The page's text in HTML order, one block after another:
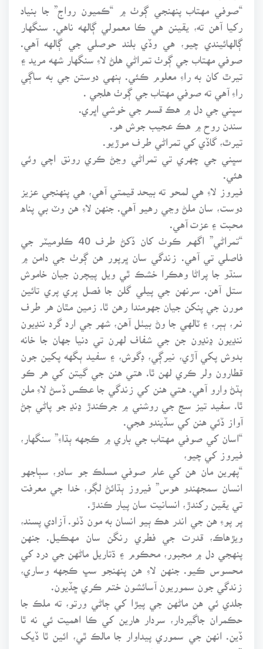
“صوفي مهتاب پنهنجي ڳوٺ ۾ “ڪميون رواج” جا بنياد
رکيا آهن ته، يقينن هي ڪا معمولي ڳالهه ناهي. سنگهار
ڳالهائيندي چيو، هي وڏي بلند حوصلي جي ڳالهه آهي.
صوفي مهتاب جي ڳوٺ تمراڻي هلڻ لاءِ سنگهار شهه مريد ۽
تيرٿ کان به راءِ معلوم ڪئي. ٻنهي دوستن جي به ساڳي
راءِ آهي ته صوفي مهتاب جي ڳوٺ هلجي .
سڀني جي دل ۾ هڪ قسم جي خوشي اڀري.
تيرٿ، گاڏي کي تمراڻي طرف موڙيو.
سڀني جي چهري تي تمراڻي وڃڻ ڪري رونق اچي وئي
فيروز لاءِ هي لمحو ته بيحد قيمتي آهي، هي پنهنجي عزيز
دوست، سان ملڻ وڃي رهيو آهي. جنهن لاءِ هن وٽ بي پناه
محبت ۽ عزت آهي.
“تمراڻي” اگهم ڪوٺ کان ڏکڻ طرف 40 ڪلوميٽر جي
فاصلي تي آهي. زندگي سان ڀرپور هن ڳوٺ جي دامن ۾
سنڌو جا پراڻا وهڪرا خشڪ ٿي ويل پيچرن جيان خاموش
ستل آهن. سرنهن جي پيلي گلن جا فصل پري پري تائين
مورن جي پنکن جيان جهومندا رهن ٿا. زمين مٿان هر طرف
نم، ٻٻر، ۽ ٽالهي جا وڻ بيٺل آهن، شهر جي ارد گرد ننڍيون
ننڍيون ڍنڍون جن جي شفاف لهرن تي دنيا جهان جا خانه
بدوش پکي آڙي، نيرڳي، ڊگوش، ۽ سفيد ٻگهه پکين جون
قطارون ولر ڪري لهن ٿا. هتي هنن جي گيتن کي هر ڪو
ٻڌڻ وارو آهي. هتي هنن کي زندگي جا عڪس ڏسڻ لاءِ ملن
ٿا. سفيد تيز سج جي روشني ۾ جرڪندڙ ڍنڍ جو پاڻي ڄڻ
آواز ڏئي هنن کي سڏيندو هجي.
“اسان کي صوفي مهتاب جي باري ۾ ڪجهه ٻڌاءِ” سنگهار،
فيروز کي چيو،
“پهرين مان هن کي عام صوفي مسلڪ جو سادو، سٻاجهو
انسان سمجهندو هوس” فيروز ٻڌائڻ لڳو، خدا جي معرفت
تي يقين رکندڙ، انسانيت سان پيار ڪندڙ.
پر پوءِ هن جي اندر هڪ ٻيو انسان به مون ڏٺو. آزادي پسند،
ويڙهاڪ، قدرت جي فطري رنگن سان مهڪيل. جنهن
پنهجي دل ۾ مجبور، محڪوم ۽ ڌتاريل ماڻهن جي درد کي
محسوس ڪيو. جنهن لاءِ هن پنهنجو سڀ ڪجهه وساري،
زندگي جون سموريون آسائشون ختم ڪري ڇڏيون.
جلدي ئي هن ماڻهن جي پيڙا کي ڄاڻي ورتو، ته ملڪ جا
حڪمران جاگيردار، سردار هارين کي ڪا اهميت ئي نه ٿا
ڏين. انهن جي سموري پيداوار جا مالڪ ٿي، ائين ٿا ڏيک
ڏين ڄڻ ڪجهه ٿيو ئي ناهي .